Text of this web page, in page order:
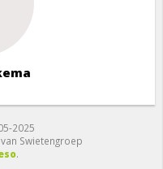
2025
Swietengroep
.